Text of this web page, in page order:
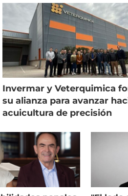
Invermar y Veterquimica
su alianza para avanzar
acuicultura de precisión